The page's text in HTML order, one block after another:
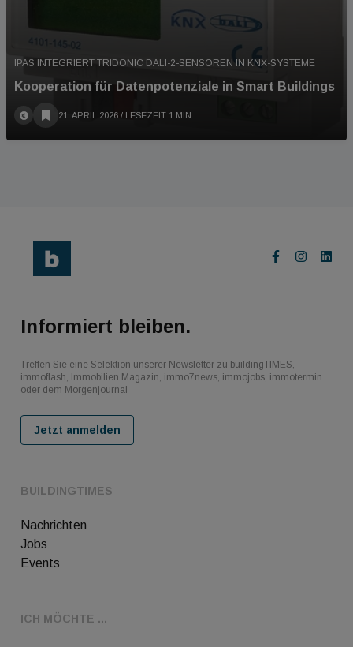
IPAS INTEGRIERT TRIDONIC DALI-2-SENSOREN IN KNX-SYSTEME
Kooperation für Datenpotenziale in Smart Buildings
21. APRIL 2026 / LESEZEIT 1 MIN
BUILDINGTIMES
Nachrichten
Jobs
Events
ICH MÖCHTE ...
Informiert bleiben.
Treffen Sie eine Selektion unserer Newsletter zu buildingTIMES,
immoflash, Immobilien Magazin, immo7news, immojobs, immotermin
oder dem Morgenjournal
Jetzt anmelden